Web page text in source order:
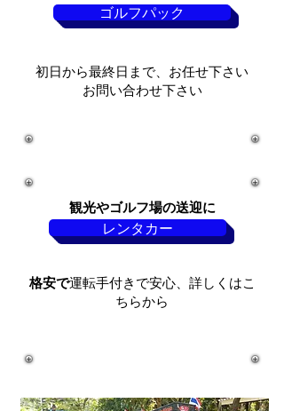
初日から最終日まで、お任せ下さい
​お問い合わせ下さい
ゴルフパック
観光やゴルフ場の送迎に
格安で運転手付きで安心、詳しくはこ
ちらから
レンタカー